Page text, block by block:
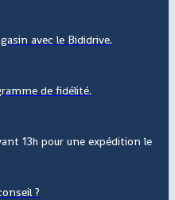
avec le Bididrive.
de fidélité.
13h pour une expédition le
?